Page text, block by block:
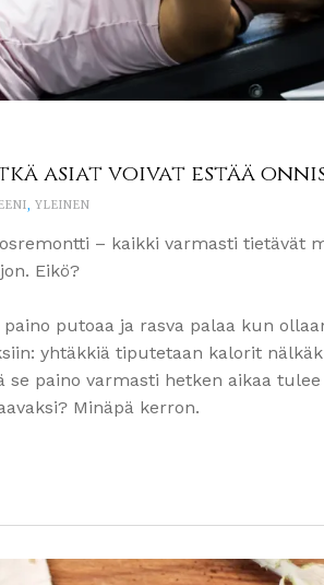
asiat voivat estää
, YLEINEN
– kaikki varmasti tietävät
Eikö?
putoaa ja rasva palaa kun
yhtäkkiä tiputetaan kalorit
paino varmasti hetken aikaa
Minäpä kerron.